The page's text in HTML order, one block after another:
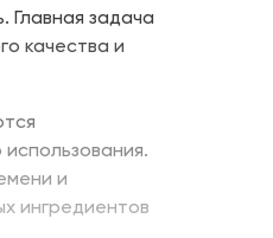
Главная задача
качества и
и
ингредиентов